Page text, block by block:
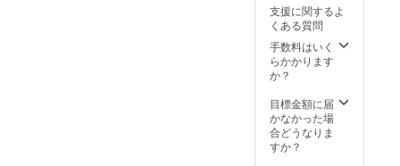
食事をされ
ているのか
を細かくお
聞きして、
肌の改善に
努めていま
す。
付き
支援に関するよ
くある質問
手数料はいく
らかかります
か？
目標金額に届
かなかった場
合どうなりま
すか？